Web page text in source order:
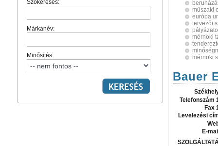
Szókeresés:
Márkanév:
Minősítés:
műszaki
európa
tervezői
mérnöki
mérnöki
Bauer
Telefonszám
Fax
Levelezési
E-